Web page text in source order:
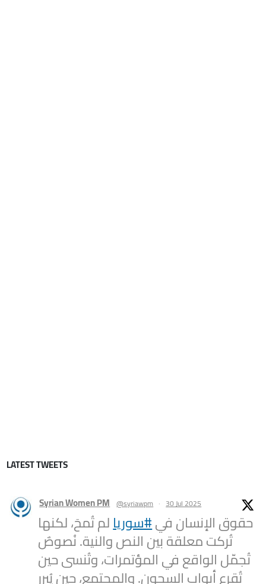
LATEST TWEETS
Syrian Women PM @syriawpm · 30 Jul 2025
حقوق الإنسان في#سوريالم تُمحَ، لكنها
تُركت معلقة بين النص والنية. نُصوصٌ
تُجمّل الواقع في المؤتمرات، وتُنسى حين
تُقرع أبواب السجون. والمجتمع، حين يُبرر